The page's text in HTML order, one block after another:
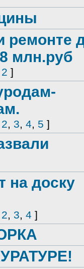
млн.руб
2 ]
2, 3, 4, 5 ]
на доску
2, 3, 4 ]